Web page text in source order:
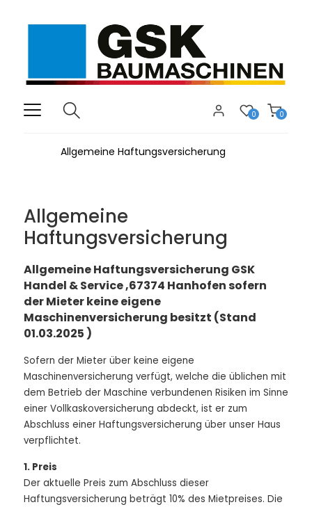
0
0
Allgemeine Haftungsversicherung
Allgemeine
Haftungsversicherung
Allgemeine Haftungsversicherung GSK
Handel & Service ,67374 Hanhofen sofern
der Mieter keine eigene
Maschinenversicherung besitzt (Stand
01.03.2025 )
Sofern der Mieter über keine eigene
Maschinenversicherung verfügt, welche die üblichen mit
dem Betrieb der Maschine verbundenen Risiken im Sinne
einer Vollkaskoversicherung abdeckt, ist er zum
Abschluss einer Haftungsversicherung über unser Haus
verpflichtet.
1. Preis
Der aktuelle Preis zum Abschluss dieser
Haftungsversicherung beträgt 10% des Mietpreises. Die